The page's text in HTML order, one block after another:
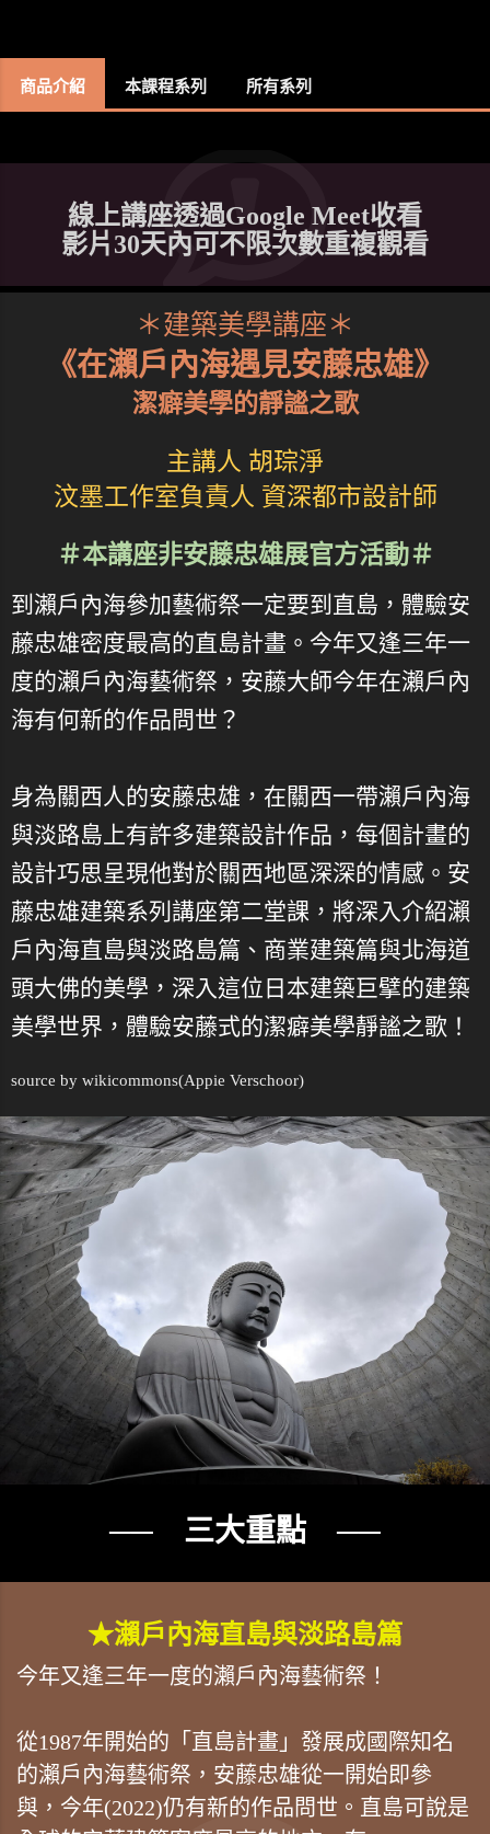
商品介紹 本課程系列 所有系列
線上講座透過Google Meet收看
影片30天內可不限次數重複觀看
＊建築美學講座＊
《在瀨戶內海遇見安藤忠雄》
潔癖美學的靜謐之歌
主講人 胡琮淨
汶墨工作室負責人 資深都市設計師
＃本講座非安藤忠雄展官方活動＃
到瀨戶內海參加藝術祭一定要到直島，體驗安
藤忠雄密度最高的直島計畫。今年又逢三年一
度的瀨戶內海藝術祭，安藤大師今年在瀨戶內
海有何新的作品問世？
身為關西人的安藤忠雄，在關西一帶瀨戶內海
與淡路島上有許多建築設計作品，每個計畫的
設計巧思呈現他對於關西地區深深的情感。安
藤忠雄建築系列講座第二堂課，將深入介紹瀨
戶內海直島與淡路島篇、商業建築篇與北海道
頭大佛的美學，深入這位日本建築巨擘的建築
美學世界，體驗安藤式的潔癖美學靜謐之歌！
source by wikicommons(Appie Verschoor)
── 三大重點 ──
★瀨戶內海直島與淡路島篇
今年又逢三年一度的瀨戶內海藝術祭！
從1987年開始的「直島計畫」發展成國際知名
的瀨戶內海藝術祭，安藤忠雄從一開始即參
與，今年(2022)仍有新的作品問世。直島可說是